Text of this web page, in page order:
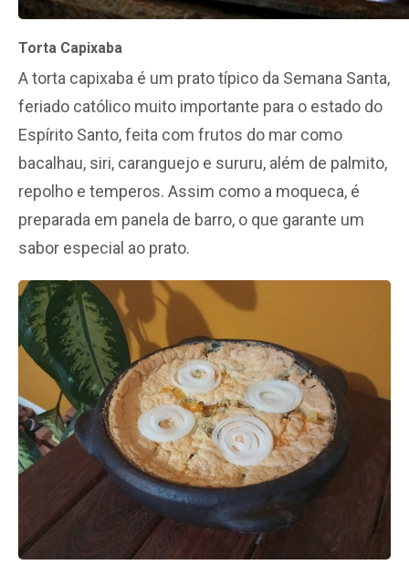
Torta Capixaba
A torta capixaba é um prato típico da Semana Santa,
feriado católico muito importante para o estado do
Espírito Santo, feita com frutos do mar como
bacalhau, siri, caranguejo e sururu, além de palmito,
repolho e temperos. Assim como a moqueca, é
preparada em panela de barro, o que garante um
sabor especial ao prato.